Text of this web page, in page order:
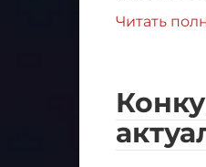
Читать